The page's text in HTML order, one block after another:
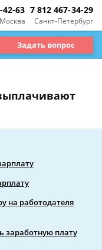
Москва
42-63
Санкт-Петербург
7 812 467-34-29
Задать вопрос
на работодателя
заработную плату